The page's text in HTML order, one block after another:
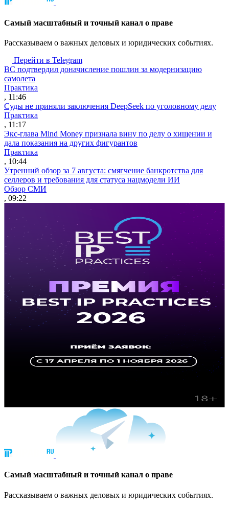
Cамый масштабный и точный канал о праве
Рассказываем о важных деловых и юридических событиях.
Перейти в Telegram
ВС подтвердил доначисление пошлин за модернизацию
самолета
Практика
, 11:46
Суды не приняли заключения DeepSeek по уголовному делу
Практика
, 11:17
Экс-глава Mind Money признала вину по делу о хищении и
дала показания на других фигурантов
Практика
, 10:44
Утренний обзор за 7 августа: смягчение банкротства для
селлеров и требования для статуса нацмодели ИИ
Обзор СМИ
, 09:22
Cамый масштабный и точный канал о праве
Рассказываем о важных деловых и юридических событиях.